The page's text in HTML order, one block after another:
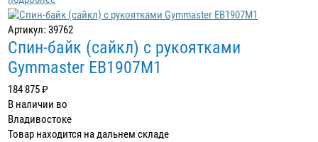
Артикул: 39762
Спин-байк (сайкл) с рукоятками
Gymmaster EB1907M1
184 875 ₽
В наличии во
Владивостоке
Товар находится на дальнем складе